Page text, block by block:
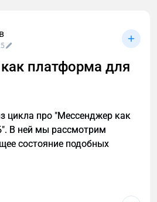
платформа для
цикла про "Мессенджер как
В ней мы рассмотрим
состояние подобных